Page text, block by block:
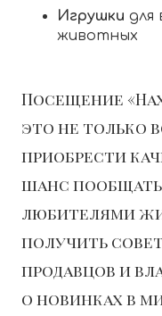
Игрушки для
животных
Посещение
это не только
приобрести
шанс
любителями
получить
продавцов и
о новинках в